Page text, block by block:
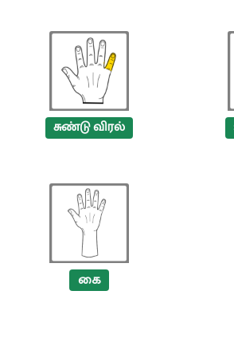
சுண்டு விரல்
கை